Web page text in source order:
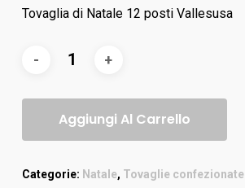
Tovaglia di Natale 12 posti Vallesusa
Aggiungi Al Carrello
Categorie: Natale, Tovaglie confezionate